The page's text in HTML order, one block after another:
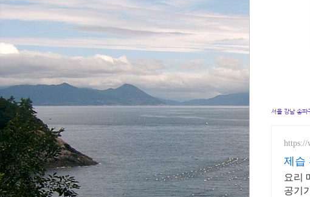
서울 강남 송
https://
제습
요리
공기